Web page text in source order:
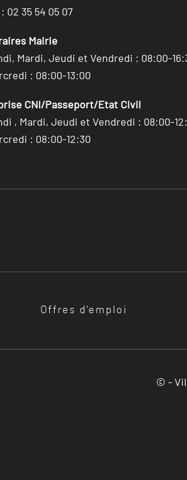
02 35 54 05 07
Mairie
Mardi, Jeudi et Vendredi : 08:00-
: 08:00-13:00
CNI/Passeport/Etat Civil
, Mardi, Jeudi et Vendredi : 08:00-
: 08:00-12:30
Offres d'emploi
© -